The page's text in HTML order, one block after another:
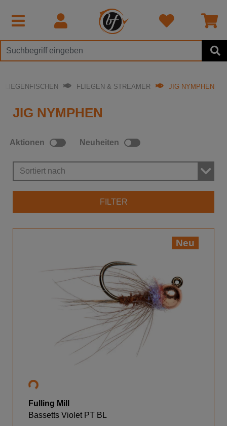
FLIEGENFISCHEN FLIEGEN & STREAMER JIG NYMPHEN
JIG NYMPHEN
FILTER
Sortiert nach
Aktionen Neuheiten
Neu
Fulling Mill
Bassetts Violet PT BL